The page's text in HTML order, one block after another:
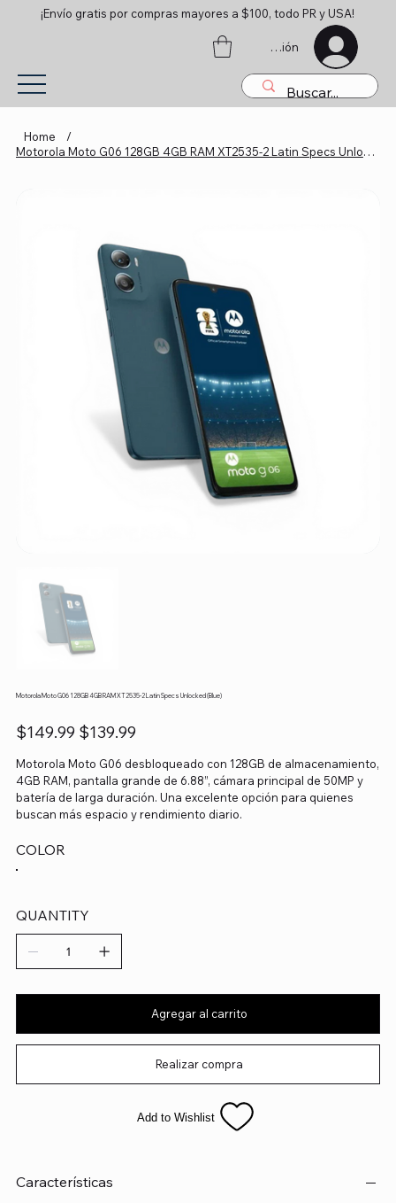
¡Envío gratis por compras mayores a $100, todo PR y USA!
Iniciar sesión
Home
/
Motorola Moto G06 128GB 4GB RAM XT2535-2 Latin Specs Unlocked (Blue)
Motorola Moto G06 128GB 4GB RAM XT2535-2 Latin Specs Unlocked (Blue)
Precio
original
$149.99
Precio
de
$139.99
Motorola Moto G06 desbloqueado con 128GB de almacenamiento,
4GB RAM, pantalla grande de 6.88”, cámara principal de 50MP y
batería de larga duración. Una excelente opción para quienes
buscan más espacio y rendimiento diario.
COLOR
QUANTITY
Agregar al carrito
Realizar compra
Add to Wishlist
Características